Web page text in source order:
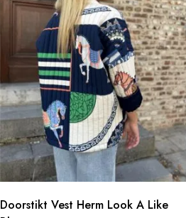
Doorstikt Vest Herm Look A Like